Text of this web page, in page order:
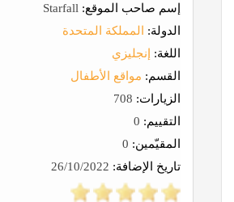
إسم صاحب الموقع:
الدولة:
المملكة المتحدة
اللغة:
إنجليزي
القسم: مواقع الأطفال
الزيارات:
التقييم:
المقيّمين:
تاريخ الإضافة: